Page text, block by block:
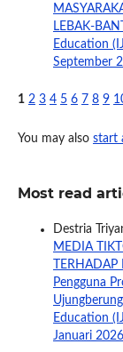
LEBAK-
Education
September
1 2 3 4 5 6 7 8 9
You may also start
Most read
Destria
MEDIA
Pengguna
Education
Januari 2026